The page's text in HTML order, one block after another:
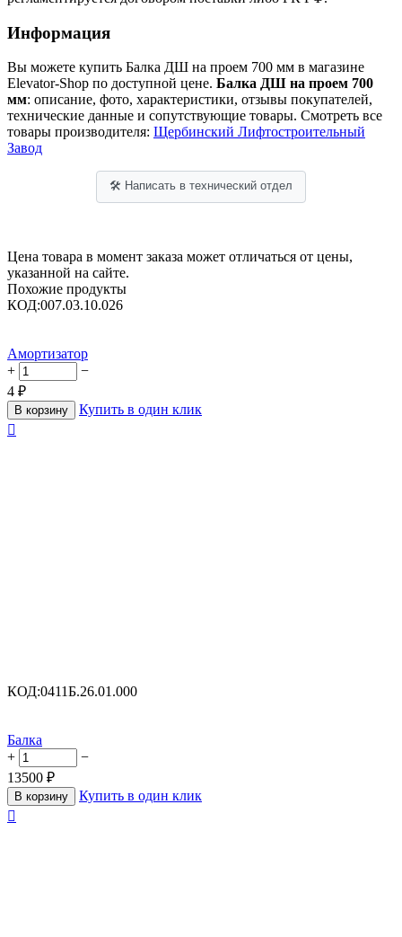
Информация
Вы можете купить Балка ДШ на проем 700 мм в магазине
Elevator-Shop по доступной цене. Балка ДШ на проем 700
мм: описание, фото, характеристики, отзывы покупателей,
технические данные и сопутствующие товары. Смотреть все
товары производителя: Щербинский Лифтостроительный
Завод
🛠 Написать в технический отдел
Цена товара в момент заказа может отличаться от цены,
указанной на сайте.
Похожие продукты
КОД:007.03.10.026
Амортизатор
+
−
4 ₽
В корзину
Купить в один клик

КОД:0411Б.26.01.000
Балка
+
−
13500 ₽
В корзину
Купить в один клик
